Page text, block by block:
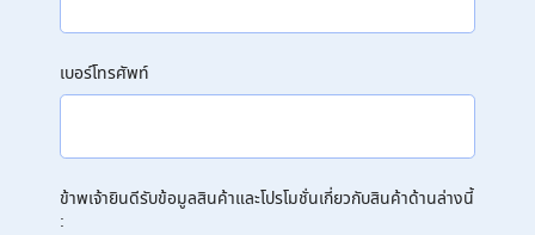
เบอร์โทรศัพท์
ข้าพเจ้ายินดีรับข้อมูลสินค้าและโปรโมชั่นเกี่ยวกับสินค้าด้านล่างนี้
: